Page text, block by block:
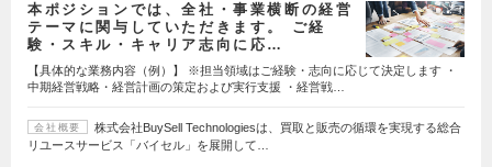
本ポジションでは、全社・事業横断の経営
テーマに関与していただきます。 ご経
験・スキル・キャリア志向に応…
【具体的な業務内容（例）】 ※担当領域はご経験・志向に応じて決定します ・
中期経営戦略・経営計画の策定および実行支援 ・経営戦…
会社概要
株式会社BuySell Technologiesは、買取と販売の循環を実現する総合
リユースサービス「バイセル」を展開して…